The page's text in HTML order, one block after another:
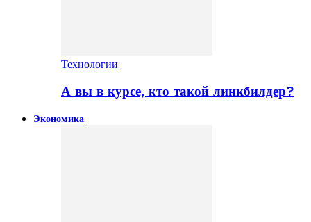
Технологии
А вы в курсе, кто такой линкбилдер?
Экономика